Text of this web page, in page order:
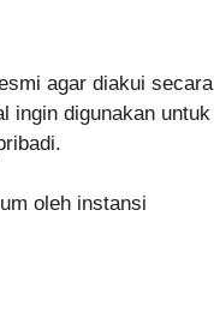
agar diakui secara
ingin digunakan untuk
oleh instansi